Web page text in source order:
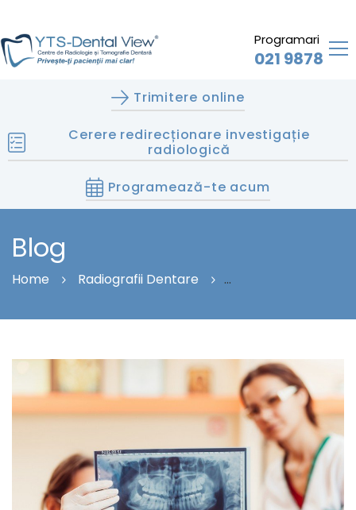
Programari
021 9878
Trimitere online
Cerere redirecționare investigație
radiologică
Programează-te acum
Blog
Home
Radiografii Dentare
FIDELE ALE ZONELOR OSOASE ȘI TISULARE PROFUNDE